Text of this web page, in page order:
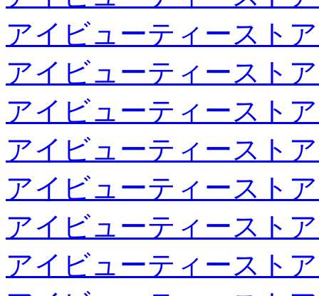
アイビューティースト
アイビューティースト
アイビューティースト
アイビューティースト
アイビューティースト
アイビューティースト
アイビューティースト